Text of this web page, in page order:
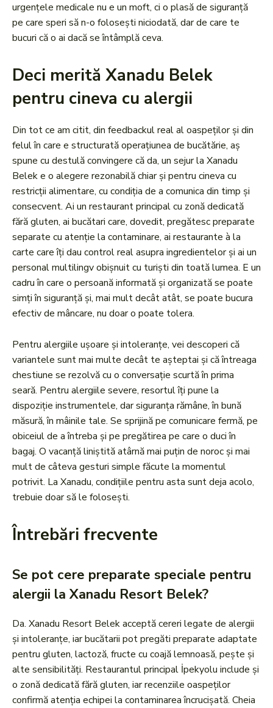
urgențele medicale nu e un moft, ci o plasă de siguranță
pe care speri să n-o folosești niciodată, dar de care te
bucuri că o ai dacă se întâmplă ceva.
Deci merită Xanadu Belek
pentru cineva cu alergii
Din tot ce am citit, din feedbackul real al oaspeților și din
felul în care e structurată operațiunea de bucătărie, aș
spune cu destulă convingere că da, un sejur la Xanadu
Belek e o alegere rezonabilă chiar și pentru cineva cu
restricții alimentare, cu condiția de a comunica din timp și
consecvent. Ai un restaurant principal cu zonă dedicată
fără gluten, ai bucătari care, dovedit, pregătesc preparate
separate cu atenție la contaminare, ai restaurante à la
carte care îți dau control real asupra ingredientelor și ai un
personal multilingv obișnuit cu turiști din toată lumea. E un
cadru în care o persoană informată și organizată se poate
simți în siguranță și, mai mult decât atât, se poate bucura
efectiv de mâncare, nu doar o poate tolera.
Pentru alergiile ușoare și intoleranțe, vei descoperi că
variantele sunt mai multe decât te așteptai și că întreaga
chestiune se rezolvă cu o conversație scurtă în prima
seară. Pentru alergiile severe, resortul îți pune la
dispoziție instrumentele, dar siguranța rămâne, în bună
măsură, în mâinile tale. Se sprijină pe comunicare fermă, pe
obiceiul de a întreba și pe pregătirea pe care o duci în
bagaj. O vacanță liniștită atârnă mai puțin de noroc și mai
mult de câteva gesturi simple făcute la momentul
potrivit. La Xanadu, condițiile pentru asta sunt deja acolo,
trebuie doar să le folosești.
Întrebări frecvente
Se pot cere preparate speciale pentru
alergii la Xanadu Resort Belek?
Da. Xanadu Resort Belek acceptă cereri legate de alergii
și intoleranțe, iar bucătarii pot pregăti preparate adaptate
pentru gluten, lactoză, fructe cu coajă lemnoasă, pește și
alte sensibilități. Restaurantul principal İpekyolu include și
o zonă dedicată fără gluten, iar recenziile oaspeților
confirmă atenția echipei la contaminarea încrucișată. Cheia